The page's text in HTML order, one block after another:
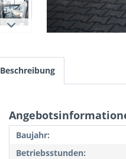
Beschreibung
Baujahr:
Betriebsstunden: